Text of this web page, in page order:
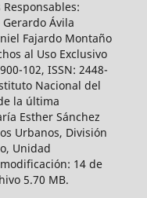
Ávila
Fajardo Montaño
al Uso Exclusivo
102, ISSN: 2448-
Nacional del
la última
Esther Sánchez
Urbanos, División
Unidad
14 de
5.70 MB.